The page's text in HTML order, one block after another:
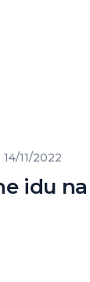
14/11/2022
idu na